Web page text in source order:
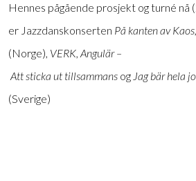
Hennes pågående prosjekt og turné nå
er Jazzdanskonserten På kanten av
(Norge), VERK, Angulär –
Att sticka ut tillsammans og Jag bär hela
(Sverige)